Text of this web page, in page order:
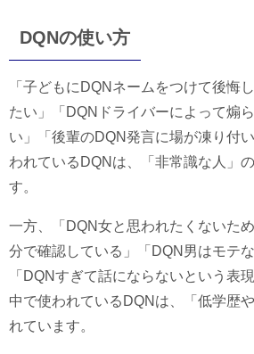
DQNの使い方
「子どもにDQNネームをつけて後悔
たい」「DQNドライバーによって煽
い」「後輩のDQN発言に場が凍り付
われているDQNは、「非常識な人」
す。
一方、「DQN女と思われたくないた
分で確認している」「DQN男はモテ
「DQNすぎて話にならないという表
中で使われているDQNは、「低学歴
れています。